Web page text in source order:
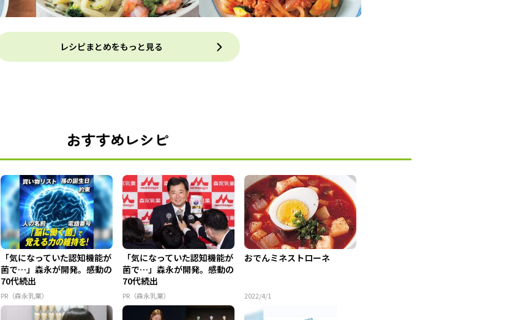
レシピまとめをもっと見る
おすすめレシピ
「気になっていた認知機能が
菌で…」森永が開発。感動の
70代続出
PR（森永乳業）
「気になっていた認知機能が
菌で…」森永が開発。感動の
70代続出
PR（森永乳業）
おでんミネストローネ
2022/4/1